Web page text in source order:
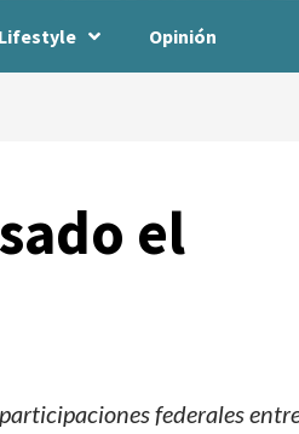
Lifestyle Opinión
el
federales